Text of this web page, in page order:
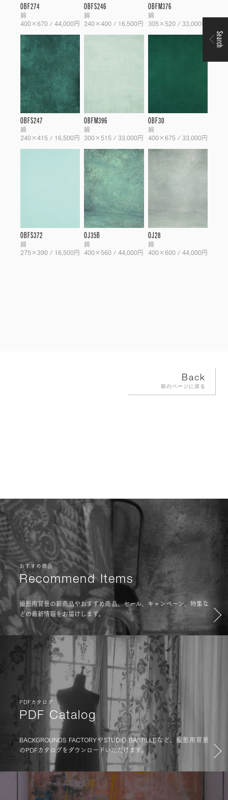
OBF274
綿
400×670 / 44,000円
OBFS246
綿
240×400 / 16,500円
OBFM376
綿
305×520 / 33,000円
OBFS247
綿
240×415 / 16,500円
OBFM396
綿
300×515 / 33,000円
OBF30
綿
400×675 / 33,000円
OBFS372
綿
275×390 / 16,500円
OJ35B
綿
400×560 / 44,000円
OJ28
綿
400×600 / 44,000円
Back
前のページに戻る
Search
おすすめ商品
Recommend Items
撮影用背景の新商品やおすすめ商品、セール、キャンペーン、特集な
どの最新情報をお届けします。
PDFカタログ
PDF Catalog
BACKGROUNDS FACTORYやSTUDIO BASTILLEなど、撮影用背景
のPDFカタログをダウンロードいただけます。